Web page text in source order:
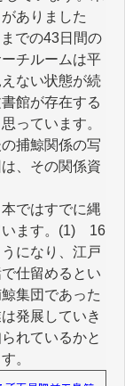
ありました
での43日間の
チルームは平
ない状態が続
館が存在する
っています。
捕鯨関係の写
、その関係資
ではすでに縄
います。(1) 16
になり、江戸
仕留めるとい
集団であった
発展していき
れているかと
。